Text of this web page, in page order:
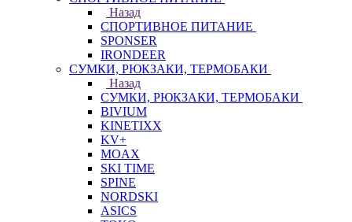
Назад
СПОРТИВНОЕ ПИТАНИЕ
SPONSER
IRONDEER
СУМКИ, РЮКЗАКИ, ТЕРМОБАКИ
Назад
СУМКИ, РЮКЗАКИ, ТЕРМОБАКИ
BIVIUM
KINETIXX
KV+
MOAX
SKI TIME
SPINE
NORDSKI
ASICS